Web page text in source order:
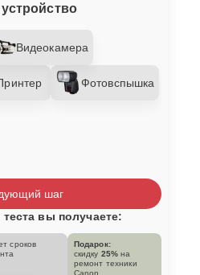
Видеокамера
Фотовспышка
шаг
вы получаете:
сроков
Подарок:
скидку 25% на
ремонт техники
Canon